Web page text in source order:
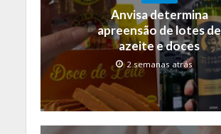
Anvisa determina
apreensão de lotes de
azeite e doces
2 semanas atrás